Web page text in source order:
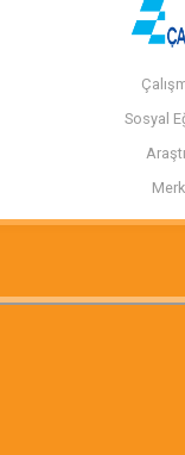
Sosyal